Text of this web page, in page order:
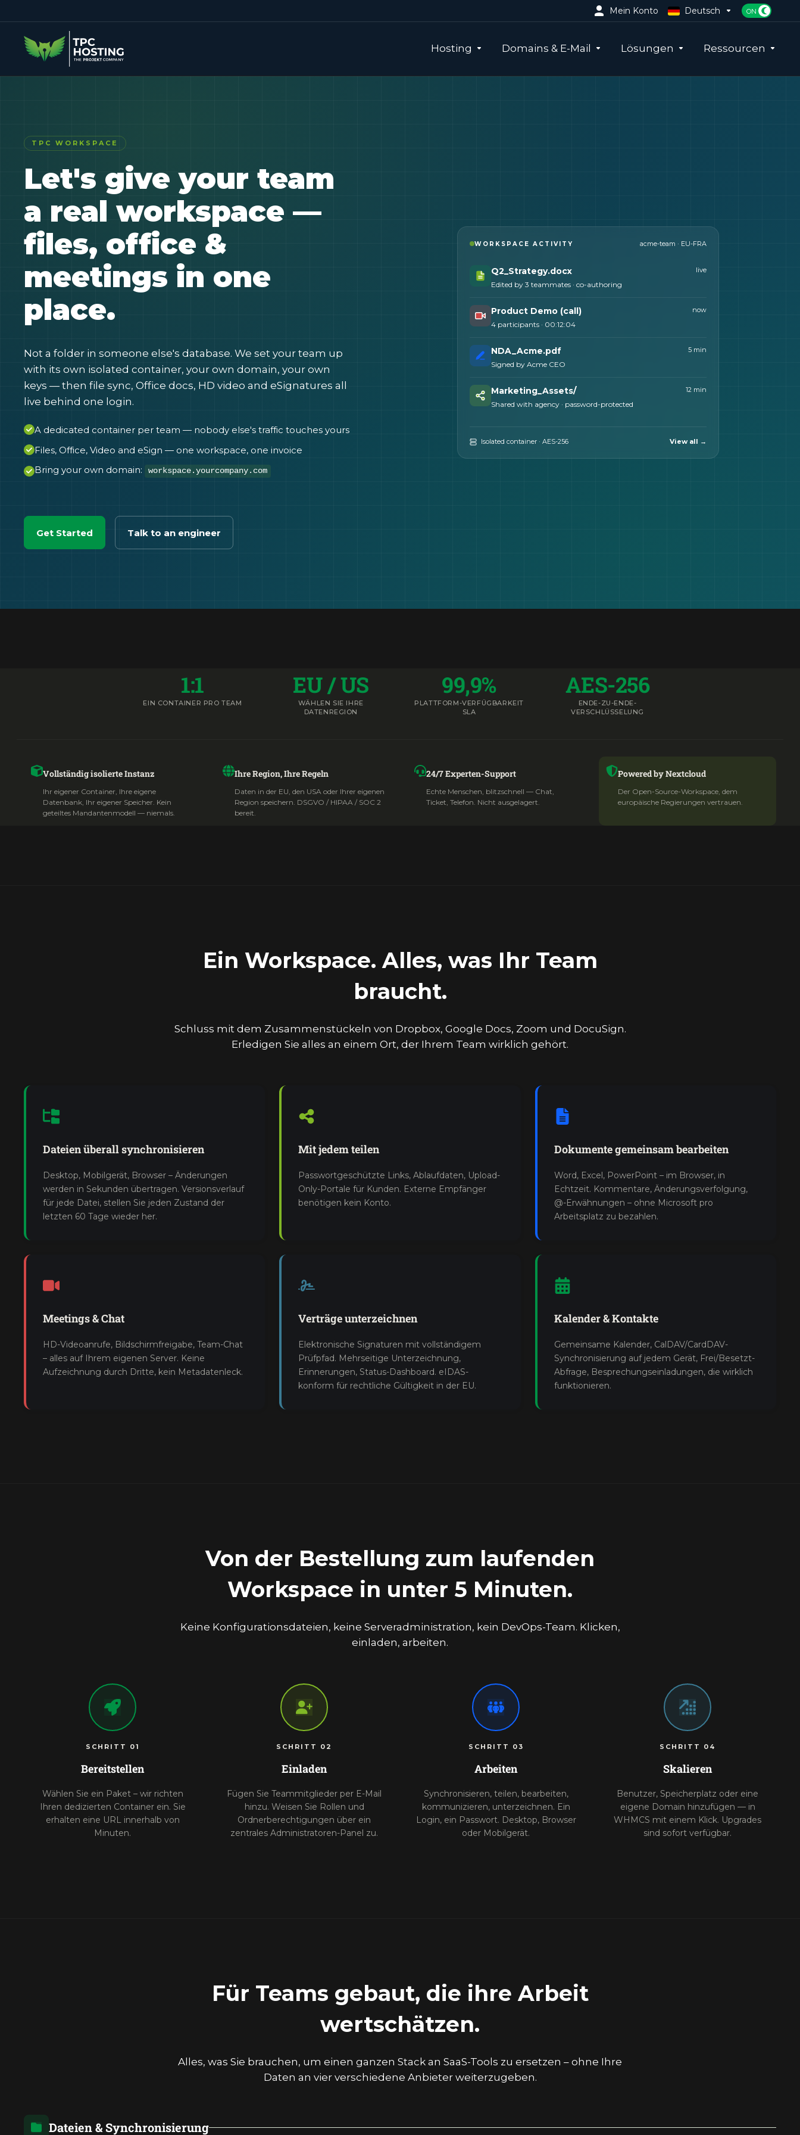
Mein Konto Deutsch
Hosting Domains & E-Mail Lösungen Ressourcen
TPC WORKSPACE
Let's give your team
a real workspace —
files, office &
meetings in one
place.
Not a folder in someone else's database. We set your team up
with its own isolated container, your own domain, your own
keys — then file sync, Office docs, HD video and eSignatures all
live behind one login.
A dedicated container per team — nobody else's traffic touches yours
Files, Office, Video and eSign — one workspace, one invoice
Bring your own domain:
workspace.yourcompany.com
Get Started Talk to an engineer
WORKSPACE ACTIVITY acme-team · EU-FRA
Q2_Strategy.docx
Edited by 3 teammates · co-authoring
live
Product Demo (call)
4 participants · 00:12:04
now
NDA_Acme.pdf
Signed by Acme CEO
5 min
Marketing_Assets/
Shared with agency · password-protected
12 min
Isolated container · AES-256 View all →
1:1
EIN CONTAINER PRO TEAM
EU / US
WÄHLEN SIE IHRE
DATENREGION
99,9%
PLATTFORM-VERFÜGBARKEIT
SLA
AES-256
ENDE-ZU-ENDE-
VERSCHLÜSSELUNG
Vollständig isolierte Instanz
Ihr eigener Container, Ihre eigene
Datenbank, Ihr eigener Speicher. Kein
geteiltes Mandantenmodell — niemals.
Ihre Region, Ihre Regeln
Daten in der EU, den USA oder Ihrer eigenen
Region speichern. DSGVO / HIPAA / SOC 2
bereit.
24/7 Experten-Support
Echte Menschen, blitzschnell — Chat,
Ticket, Telefon. Nicht ausgelagert.
Powered by Nextcloud
Der Open-Source-Workspace, dem
europäische Regierungen vertrauen.
Ein Workspace. Alles, was Ihr Team
braucht.
Schluss mit dem Zusammenstückeln von Dropbox, Google Docs, Zoom und DocuSign.
Erledigen Sie alles an einem Ort, der Ihrem Team wirklich gehört.
Dateien überall synchronisieren
Desktop, Mobilgerät, Browser – Änderungen
werden in Sekunden übertragen. Versionsverlauf
für jede Datei, stellen Sie jeden Zustand der
letzten 60 Tage wieder her.
Mit jedem teilen
Passwortgeschützte Links, Ablaufdaten, Upload-
Only-Portale für Kunden. Externe Empfänger
benötigen kein Konto.
Dokumente gemeinsam bearbeiten
Word, Excel, PowerPoint – im Browser, in
Echtzeit. Kommentare, Änderungsverfolgung,
@-Erwähnungen – ohne Microsoft pro
Arbeitsplatz zu bezahlen.
Meetings & Chat
HD-Videoanrufe, Bildschirmfreigabe, Team-Chat
– alles auf Ihrem eigenen Server. Keine
Aufzeichnung durch Dritte, kein Metadatenleck.
Verträge unterzeichnen
Elektronische Signaturen mit vollständigem
Prüfpfad. Mehrseitige Unterzeichnung,
Erinnerungen, Status-Dashboard. eIDAS-
konform für rechtliche Gültigkeit in der EU.
Kalender & Kontakte
Gemeinsame Kalender, CalDAV/CardDAV-
Synchronisierung auf jedem Gerät, Frei/Besetzt-
Abfrage, Besprechungseinladungen, die wirklich
funktionieren.
Von der Bestellung zum laufenden
Workspace in unter 5 Minuten.
Keine Konfigurationsdateien, keine Serveradministration, kein DevOps-Team. Klicken,
einladen, arbeiten.
SCHRITT 01
Bereitstellen
Wählen Sie ein Paket – wir richten
Ihren dedizierten Container ein. Sie
erhalten eine URL innerhalb von
Minuten.
SCHRITT 02
Einladen
Fügen Sie Teammitglieder per E-Mail
hinzu. Weisen Sie Rollen und
Ordnerberechtigungen über ein
zentrales Administratoren-Panel zu.
SCHRITT 03
Arbeiten
Synchronisieren, teilen, bearbeiten,
kommunizieren, unterzeichnen. Ein
Login, ein Passwort. Desktop, Browser
oder Mobilgerät.
SCHRITT 04
Skalieren
Benutzer, Speicherplatz oder eine
eigene Domain hinzufügen — in
WHMCS mit einem Klick. Upgrades
sind sofort verfügbar.
Für Teams gebaut, die ihre Arbeit
wertschätzen.
Alles, was Sie brauchen, um einen ganzen Stack an SaaS-Tools zu ersetzen – ohne Ihre
Daten an vier verschiedene Anbieter weiterzugeben.
Dateien & Synchronisierung